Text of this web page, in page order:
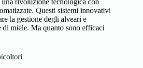
rivoluzione tecnologica con
Questi sistemi innovativi
la gestione degli alveari e
miele. Ma quanto sono efficaci